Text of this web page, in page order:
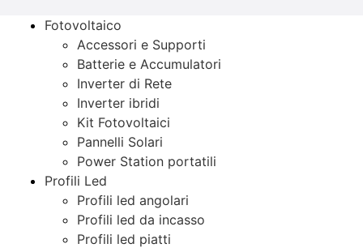
Fotovoltaico
Accessori e Supporti
Batterie e Accumulatori
Inverter di Rete
Inverter ibridi
Kit Fotovoltaici
Pannelli Solari
Power Station portatili
Profili Led
Profili led angolari
Profili led da incasso
Profili led piatti